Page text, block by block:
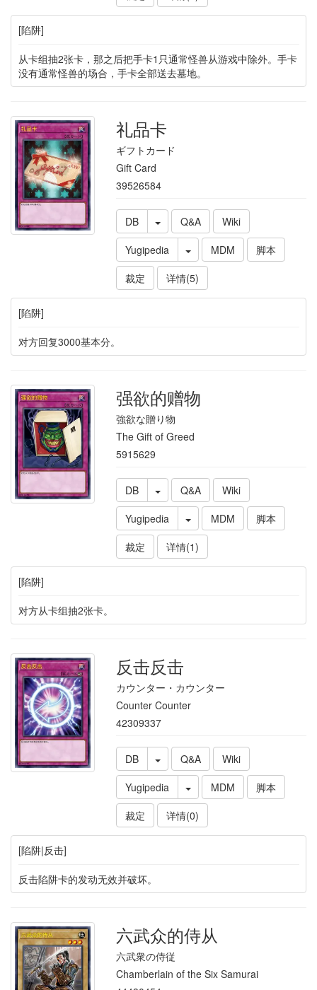
[陷阱]
从卡组抽2张卡，那之后把手卡1只通常怪兽从游戏中除外。手卡
没有通常怪兽的场合，手卡全部送去墓地。
礼品卡
ギフトカード
Gift Card
39526584
DB Q&A
Wiki
Yugipedia
MDM
脚本
裁定
详情(5)
[陷阱]
对方回复3000基本分。
强欲的赠物
強欲な贈り物
The Gift of Greed
5915629
DB Q&A
Wiki
Yugipedia
MDM
脚本
裁定
详情(1)
[陷阱]
对方从卡组抽2张卡。
反击反击
カウンター・カウンター
Counter Counter
42309337
DB Q&A
Wiki
Yugipedia
MDM
脚本
裁定
详情(0)
[陷阱|反击]
反击陷阱卡的发动无效并破坏。
六武众的侍从
六武衆の侍従
Chamberlain of the Six Samurai